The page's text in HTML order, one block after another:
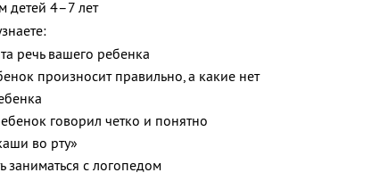
детей 4–7 лет
речь вашего ребенка
произносит правильно, а какие нет
говорил четко и понятно
во рту»
заниматься с логопедом